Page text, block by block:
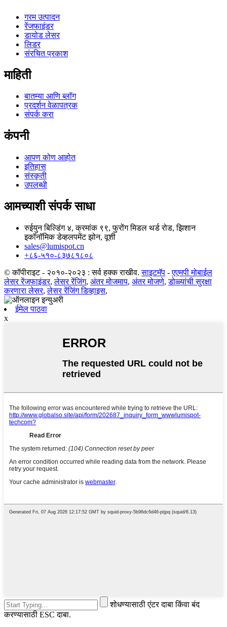
गरम उत्पादन
रेंजफाइंडर
डायोड लेसर
लिडर
संरचित प्रकाश
माहिती
बातम्या आणि ब्लॉग
प्रदर्शन वेळापत्रक
संपर्क करा
कंपनी
आपण कोण आहोत
इतिहास
संस्कृती
उपलब्धी
आमच्याशी संपर्क साधा
रुईयुन बिल्डिंग ४, क्रमांक ९९, फुरोंग मिडल थर्ड रोड, झिशान
इकॉनॉमिक डेव्हलपमेंट झोन, वूशी
sales@lumispot.cn
+८६-५१०-८३७८१८०८
© कॉपीराइट - २०१०-२०२३ : सर्व हक्क राखीव. साइटमॅप -एएमपी मोबाईल
लेसर रेंजफाइंडर,लेसर रेंजिंग, अंतर मोजमाप, अंतर मोजणे,डोळ्यांची सुरक्षा
करणारा लेसर,लेसर रेंजिंग डिव्हाइस,
ईमेल पाठवा
x
शोधण्यासाठी एंटर दाबा किंवा बंद
करण्यासाठी ESC दाबा.